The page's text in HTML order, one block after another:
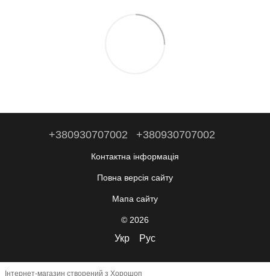
+380930707002 +380930707002
Контактна інформація
Повна версія сайту
Мапа сайту
© 2026
Укр Рус
Інтернет-магазин створений з Хорошоп